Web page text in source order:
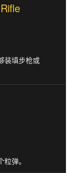
装填步枪或
弹。